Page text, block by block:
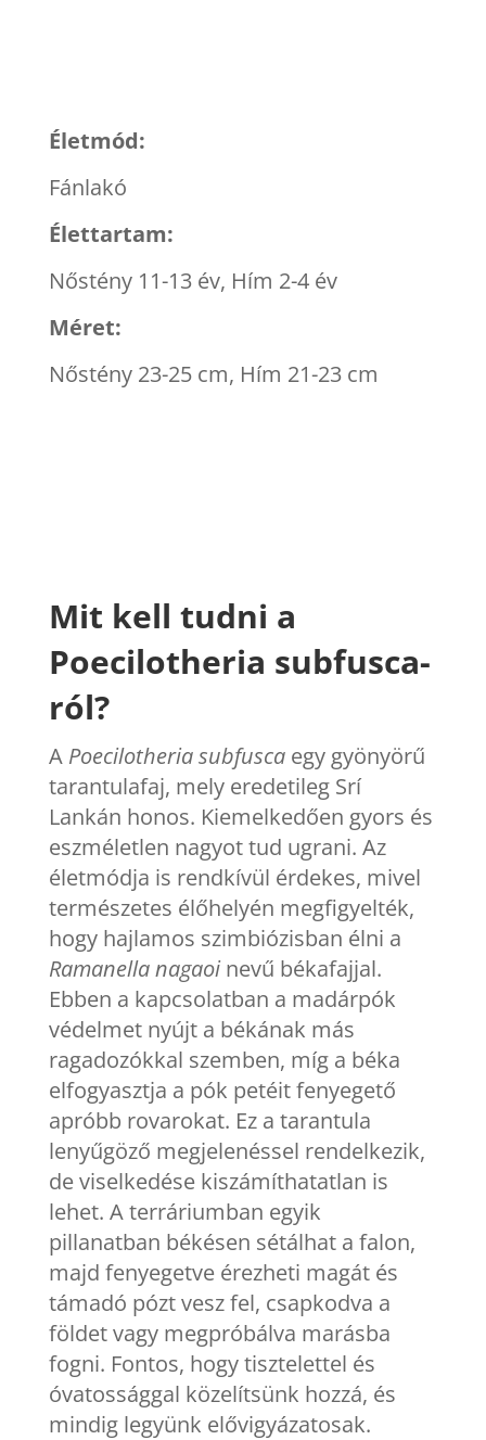
Életmód:
Fánlakó
Élettartam:
Nőstény 11-13 év, Hím 2-4 év
Méret:
Nőstény 23-25 cm, Hím 21-23 cm
Mit kell tudni a
Poecilotheria subfusca-
ról?
A Poecilotheria subfuscaegy gyönyörű
tarantulafaj, mely eredetileg Srí
Lankán honos. Kiemelkedően gyors és
eszméletlen nagyot tud ugrani. Az
életmódja is rendkívül érdekes, mivel
természetes élőhelyén megfigyelték,
hogy hajlamos szimbiózisban élni a
Ramanella nagaoinevű békafajjal.
Ebben a kapcsolatban a madárpók
védelmet nyújt a békának más
ragadozókkal szemben, míg a béka
elfogyasztja a pók petéit fenyegető
apróbb rovarokat. Ez a tarantula
lenyűgöző megjelenéssel rendelkezik,
de viselkedése kiszámíthatatlan is
lehet. A terráriumban egyik
pillanatban békésen sétálhat a falon,
majd fenyegetve érezheti magát és
támadó pózt vesz fel, csapkodva a
földet vagy megpróbálva marásba
fogni. Fontos, hogy tisztelettel és
óvatossággal közelítsünk hozzá, és
mindig legyünk elővigyázatosak.